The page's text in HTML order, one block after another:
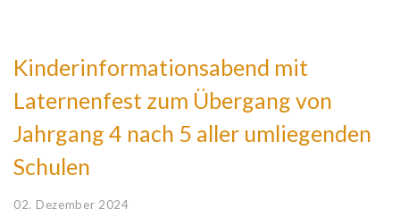
Kinderinformationsabend mit
Laternenfest zum Übergang von
Jahrgang 4 nach 5 aller umliegenden
Schulen
02. Dezember 2024